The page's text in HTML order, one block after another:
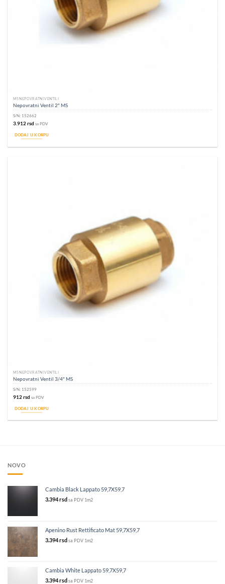
MS NEPOVRATNI VENTILI
Nepovratni Ventil 2″ MS
S/N: 152662
3.912rsd sa PDV
DODAJ U KORPU
MS NEPOVRATNI VENTILI
Nepovratni Ventil 3/4″ MS
S/N: 152599
912rsd sa PDV
DODAJ U KORPU
NOVO
Cambia Black Lappato 59,7X59,7
3.394rsdsa PDV 1m2
Apenino Rust Rettificato Mat 59,7X59,7
3.394rsdsa PDV 1m2
Cambia White Lappato 59,7X59,7
3.394rsdsa PDV 1m2